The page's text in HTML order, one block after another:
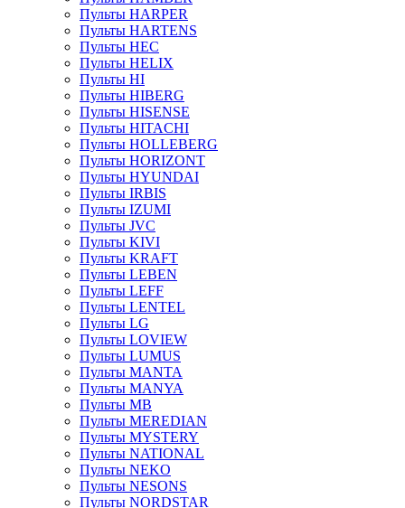
Пульты HARPER
Пульты HARTENS
Пульты HEC
Пульты HELIX
Пульты HI
Пульты HIBERG
Пульты HISENSE
Пульты HITACHI
Пульты HOLLEBERG
Пульты HORIZONT
Пульты HYUNDAI
Пульты IRBIS
Пульты IZUMI
Пульты JVC
Пульты KIVI
Пульты KRAFT
Пульты LEBEN
Пульты LEFF
Пульты LENTEL
Пульты LG
Пульты LOVIEW
Пульты LUMUS
Пульты MANTA
Пульты MANYA
Пульты MB
Пульты MEREDIAN
Пульты MYSTERY
Пульты NATIONAL
Пульты NEKO
Пульты NESONS
Пульты NORDSTAR